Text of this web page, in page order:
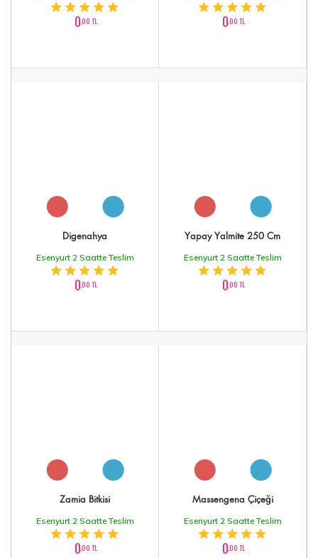
0,00 TL 0,00 TL
Digenahya
Esenyurt 2 Saatte Teslim
0,00 TL
Yapay Yalmite 250 Cm
Esenyurt 2 Saatte Teslim
0,00 TL
Zamia Bitkisi
Esenyurt 2 Saatte Teslim
0,00 TL
Massengena Çiçeği
Esenyurt 2 Saatte Teslim
0,00 TL